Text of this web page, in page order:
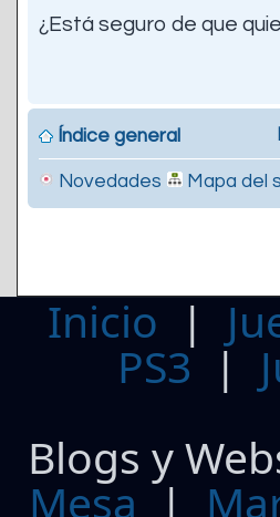
¿Está seguro de que
Índice general
Novedades Mapa del
Inicio |
PS3|
Blogs y
Mesa |